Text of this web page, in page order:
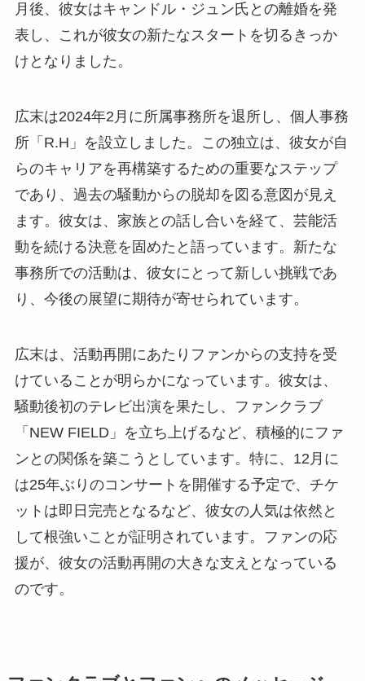
月後、彼女はキャンドル・ジュン氏との離婚を発
表し、これが彼女の新たなスタートを切るきっか
けとなりました。
広末は2024年2月に所属事務所を退所し、個人事務
所「R.H」を設立しました。この独立は、彼女が自
らのキャリアを再構築するための重要なステップ
であり、過去の騒動からの脱却を図る意図が見え
ます。彼女は、家族との話し合いを経て、芸能活
動を続ける決意を固めたと語っています。新たな
事務所での活動は、彼女にとって新しい挑戦であ
り、今後の展望に期待が寄せられています。
広末は、活動再開にあたりファンからの支持を受
けていることが明らかになっています。彼女は、
騒動後初のテレビ出演を果たし、ファンクラブ
「NEW FIELD」を立ち上げるなど、積極的にファ
ンとの関係を築こうとしています。特に、12月に
は25年ぶりのコンサートを開催する予定で、チケ
ットは即日完売となるなど、彼女の人気は依然と
して根強いことが証明されています。ファンの応
援が、彼女の活動再開の大きな支えとなっている
のです。